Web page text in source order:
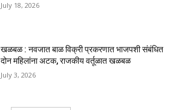
July 18, 2026
खळबळ : नवजात बाळ विक्री प्रकरणात भाजपशी संबंधित
दोन महिलांना अटक, राजकीय वर्तूळात खळबळ
July 3, 2026